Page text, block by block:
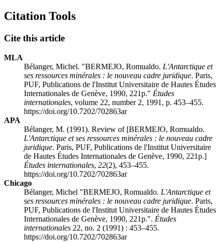
Citation Tools
Cite this article
MLA
Bélanger, Michel. "BERMEJO, Romualdo. L'Antarctique et
ses ressources minérales : le nouveau cadre juridique. Paris,
PUF, Publications de l'Institut Universitaire de Hautes Études
Internationales de Genève, 1990, 221p." Études
internationales, volume 22, number 2, 1991, p. 453–455.
https://doi.org/10.7202/702863ar
APA
Bélanger, M. (1991). Review of [BERMEJO, Romualdo.
L'Antarctique et ses ressources minérales : le nouveau cadre
juridique. Paris, PUF, Publications de l'Institut Universitaire
de Hautes Études Internationales de Genève, 1990, 221p.]
Études internationales, 22(2), 453–455.
https://doi.org/10.7202/702863ar
Chicago
Bélanger, Michel "BERMEJO, Romualdo. L'Antarctique et
ses ressources minérales : le nouveau cadre juridique. Paris,
PUF, Publications de l'Institut Universitaire de Hautes Études
Internationales de Genève, 1990, 221p.". Études
internationales 22, no. 2 (1991) : 453–455.
https://doi.org/10.7202/702863ar